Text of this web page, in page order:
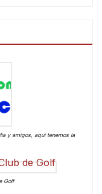
y amigos, aquí tenemos la
Golf